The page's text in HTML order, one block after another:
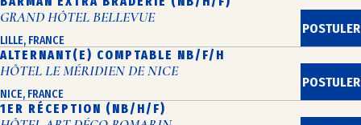
GRAND HÔTEL BELLEVUE
LILLE, FRANCE
POSTULER
ALTERNANT(E) COMPTABLE NB/F/H
HÔTEL LE MÉRIDIEN DE NICE
NICE, FRANCE
POSTULER
1ER RÉCEPTION (NB/H/F)